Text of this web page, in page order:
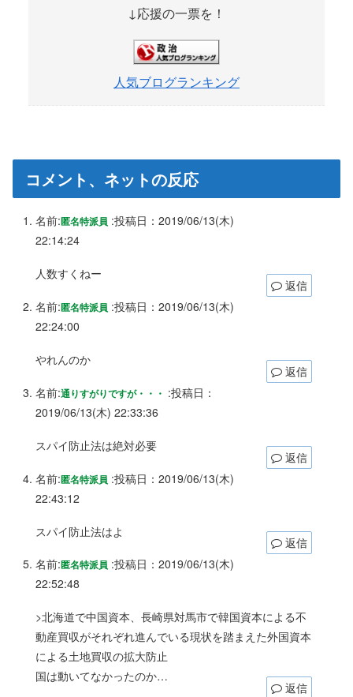
↓応援の一票を！
人気ブログランキング
コメント、ネットの反応
名前:匿名特派員 :投稿日：2019/06/13(木)
22:14:24
人数すくねー
返信
名前:匿名特派員 :投稿日：2019/06/13(木)
22:24:00
やれんのか
返信
名前:通りすがりですが・・・ :投稿日：
2019/06/13(木) 22:33:36
スパイ防止法は絶対必要
返信
名前:匿名特派員 :投稿日：2019/06/13(木)
22:43:12
スパイ防止法はよ
返信
名前:匿名特派員 :投稿日：2019/06/13(木)
22:52:48
>北海道で中国資本、長崎県対馬市で韓国資本による不
動産買収がそれぞれ進んでいる現状を踏まえた外国資本
による土地買収の拡大防止
国は動いてなかったのか…
返信